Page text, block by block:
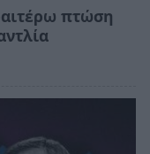
πτώση